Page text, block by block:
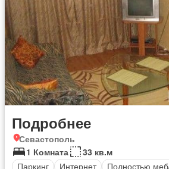
Подробнее
Севастополь
1 Комната
33 кв.м
Паркинг
Интернет Полностью